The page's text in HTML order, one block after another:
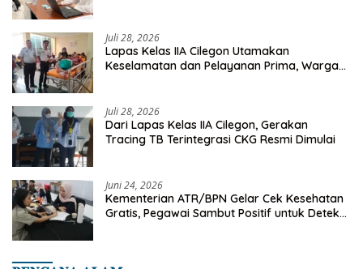
Juli 28, 2026
Lapas Kelas IIA Cilegon Utamakan
Keselamatan dan Pelayanan Prima, Warga
Juli 28, 2026
Dari Lapas Kelas IIA Cilegon, Gerakan
Tracing TB Terintegrasi CKG Resmi Dimulai
Juni 24, 2026
Kementerian ATR/BPN Gelar Cek Kesehatan
Gratis, Pegawai Sambut Positif untuk Deteksi